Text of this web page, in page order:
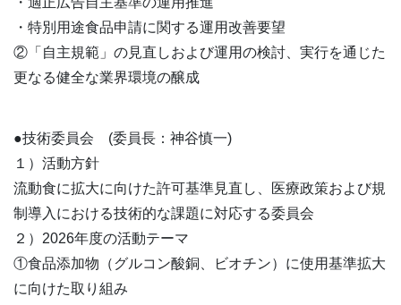
・特別用途食品申請に関する運用改善要望
②「自主規範」の見直しおよび運用の検討、実行を通じた
更なる健全な業界環境の醸成
●技術委員会 (委員長：神谷慎一)
１）活動方針
流動食に拡大に向けた許可基準見直し、医療政策および規
制導入における技術的な課題に対応する委員会
２）2026年度の活動テーマ
①食品添加物（グルコン酸銅、ビオチン）に使用基準拡大
に向けた取り組み